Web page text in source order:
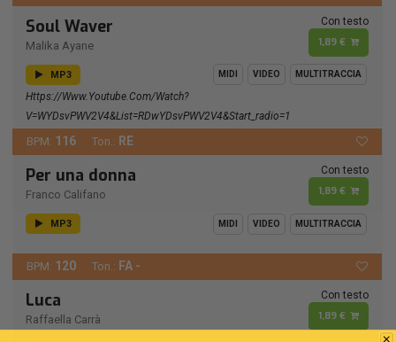
Soul Waver
Malika Ayane
Con testo
1,89 €
MP3 MIDI VIDEO MULTITRACCIA
Https://www.youtube.com/watch?
V=wYDsvPWV2V4&list=RDwYDsvPWV2V4&start_radio=1
BPM: 116 Ton.: RE
Per una donna
Franco Califano
Con testo
1,89 €
MP3 MIDI VIDEO MULTITRACCIA
BPM: 120 Ton.: FA -
Luca
Raffaella Carrà
Con testo
1,89 €